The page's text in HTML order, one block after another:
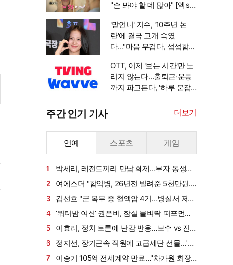
"손 봐야 할 데 많아" [엑's
'맏언니' 지수, '10주년 논
란'에 결국 고개 숙였
다…"마음 무겁다, 섭섭함
OTT, 이제 '보는 시간'만 노
리지 않는다…출퇴근·운동
까지 파고든다, '하루 붙잡
주간 인기 기사 더보기
연예 스포츠 게임
1
박세리, 레전드끼리 만남 화제…부자 동생에
게 밥 샀다가 '반전'
2
여에스더 "함익병, 26년전 빌려준 5천만원...
그덕에 사업 시작" (동상이몽2)[종합]
3
김선호 "군 복무 중 혈액암 4기…병실서 저만
살아남았다" (내 남은 연애)
4
'워터밤 여신' 권은비, 잠실 물벼락 퍼포먼스
'후끈'…두산 승리요정 등극
5
이효리, 정치 토론에 난감 반응…보수 vs 진
보 사연에 "빠지면 안 될까요?"
6
정지선, 장기근속 직원에 고급세단 선물..."차
부담되면 명품백도 가능" (사당귀)[전일야화]
7
이승기 105억 전세계약 만료…"차가원 회장,